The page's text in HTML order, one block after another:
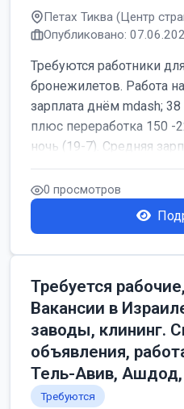
Петах Тиква (Центр
Опубликовано:
Требуются работники
бронежилетов. Работа
зарплата днём mdash;
плюс переработка 150 -
ночь (19-7). Средняя
0 просмотров
Требуется
Вакансии в
заводы, клининг.
объявления,
Тель-Авив,
Требуются